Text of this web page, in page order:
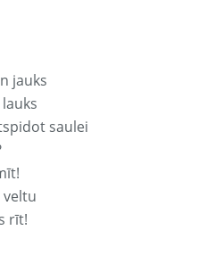
jauks
saulei
veltu
rīt!